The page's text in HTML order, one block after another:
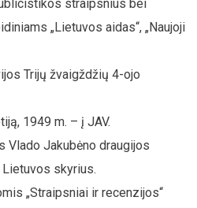
straipsnius bei
„Lietuvos aidas“, „Naujoji
Trijų žvaigždžių 4-ojo
1949 m. – į JAV.
Vlado Jakubėno draugijos
skyrius.
„Straipsniai ir recenzijos“